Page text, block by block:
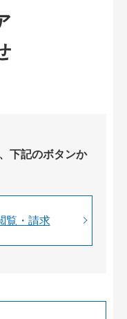
下記のボタンか
覧・請求